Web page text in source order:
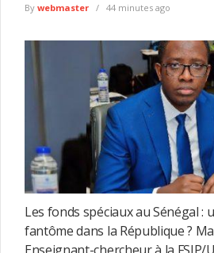
By webmaster 44 minutes ago
Les fonds spéciaux au Sénégal :
fantôme dans la République ?